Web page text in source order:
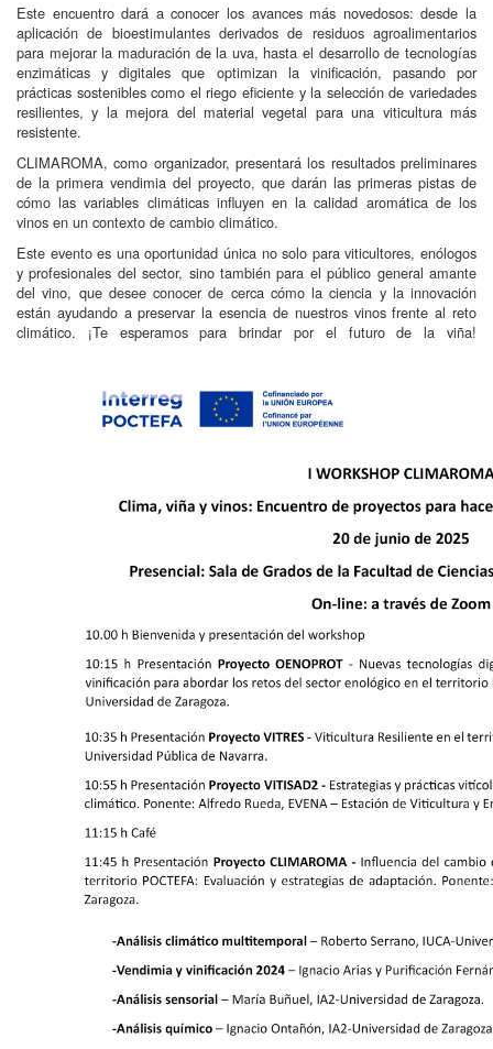
Este encuentro dará a conocer los avances más novedosos: desde la
aplicación de bioestimulantes derivados de residuos agroalimentarios
para mejorar la maduración de la uva, hasta el desarrollo de tecnologías
enzimáticas y digitales que optimizan la vinificación, pasando por
prácticas sostenibles como el riego eficiente y la selección de variedades
resilientes, y la mejora del material vegetal para una viticultura más
resistente.
CLIMAROMA, como organizador, presentará los resultados preliminares
de la primera vendimia del proyecto, que darán las primeras pistas de
cómo las variables climáticas influyen en la calidad aromática de los
vinos en un contexto de cambio climático.
Este evento es una oportunidad única no solo para viticultores, enólogos
y profesionales del sector, sino también para el público general amante
del vino, que desee conocer de cerca cómo la ciencia y la innovación
están ayudando a preservar la esencia de nuestros vinos frente al reto
climático. ¡Te esperamos para brindar por el futuro de la viña!